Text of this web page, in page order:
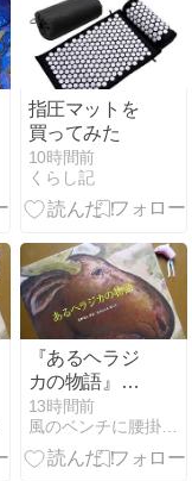
指圧マットを
買ってみた
10時間前
くらし記
『あるヘラジ
カの物語』星
野道夫原案 鈴
木まもる
13時間前
風のベンチに腰掛けて 風がページをめくる